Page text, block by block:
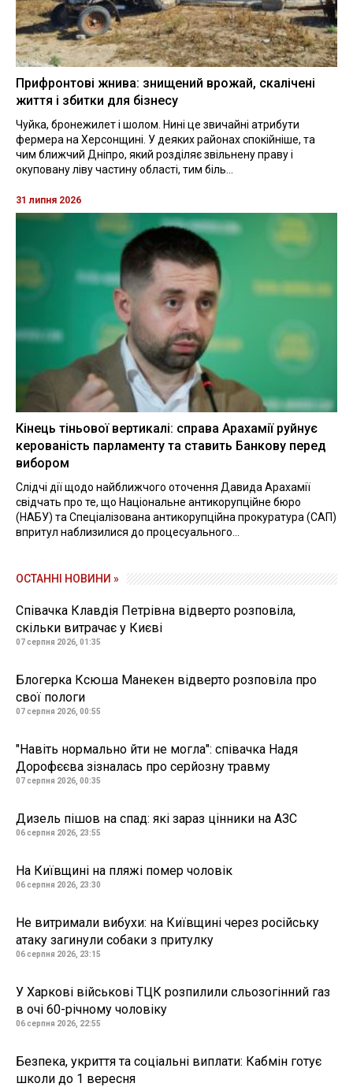
Прифронтові жнива: знищений врожай, скалічені
життя і збитки для бізнесу
Чуйка, бронежилет і шолом. Нині це звичайні атрибути
фермера на Херсонщині. У деяких районах спокійніше, та
чим ближчий Дніпро, який розділяє звільнену праву і
окуповану ліву частину області, тим біль...
31 липня 2026
Кінець тіньової вертикалі: справа Арахамії руйнує
керованість парламенту та ставить Банкову перед
вибором
Слідчі дії щодо найближчого оточення Давида Арахамії
свідчать про те, що Національне антикорупційне бюро
(НАБУ) та Спеціалізована антикорупційна прокуратура (САП)
впритул наблизилися до процесуального...
ОСТАННІ НОВИНИ »
Співачка Клавдія Петрівна відверто розповіла,
скільки витрачає у Києві
07 серпня 2026, 01:35
Блогерка Ксюша Манекен відверто розповіла про
свої пологи
07 серпня 2026, 00:55
"Навіть нормально йти не могла": співачка Надя
Дорофєєва зізналась про серйозну травму
07 серпня 2026, 00:35
Дизель пішов на спад: які зараз цінники на АЗС
06 серпня 2026, 23:55
На Київщині на пляжі помер чоловік
06 серпня 2026, 23:30
Не витримали вибухи: на Київщині через російську
атаку загинули собаки з притулку
06 серпня 2026, 23:15
У Харкові військові ТЦК розпилили сльозогінний газ
в очі 60-річному чоловіку
06 серпня 2026, 22:55
Безпека, укриття та соціальні виплати: Кабмін готує
школи до 1 вересня